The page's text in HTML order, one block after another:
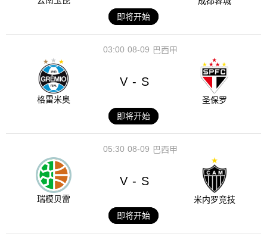
即将开始
08-09
03:00 巴西甲
格雷米奥
V - S
圣保罗
即将开始
08-09
05:30 巴西甲
瑞模贝雷
V - S
米内罗竞技
即将开始